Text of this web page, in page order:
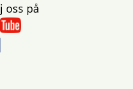
oss på